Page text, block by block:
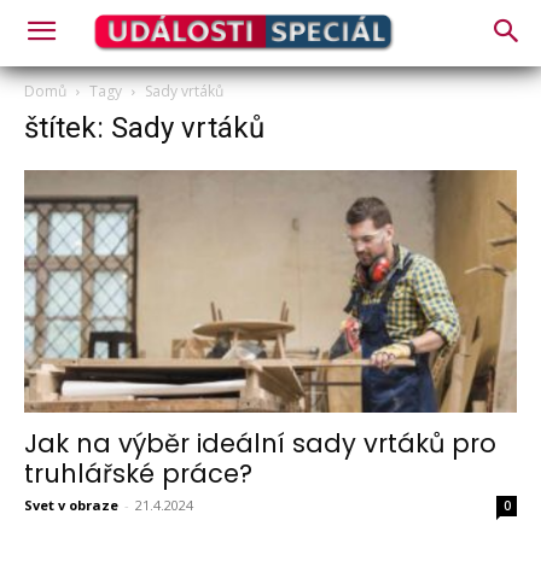
Domů Tagy Sady vrtáků
štítek: Sady vrtáků
Jak na výběr ideální sady vrtáků pro
truhlářské práce?
Svet v obraze - 21.4.2024 0